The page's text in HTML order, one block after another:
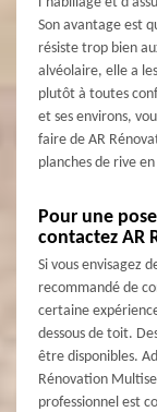
Son avantage est
résiste trop bien
alvéolaire, elle a
plutôt à toutes
et ses environs,
faire de AR
planches de rive en
Pour une
contactez AR
Si vous envisagez
recommandé de
certaine
dessous de toit.
être disponibles.
Rénovation
professionnel est